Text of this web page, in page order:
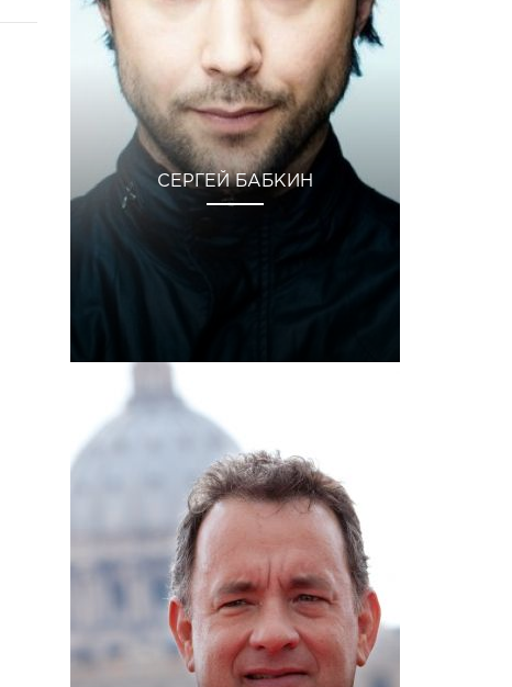
СЕРГЕЙ БАБКИН